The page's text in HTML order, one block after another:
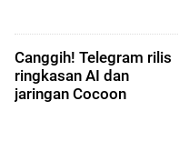
Canggih! Telegram rilis
ringkasan AI dan
jaringan Cocoon